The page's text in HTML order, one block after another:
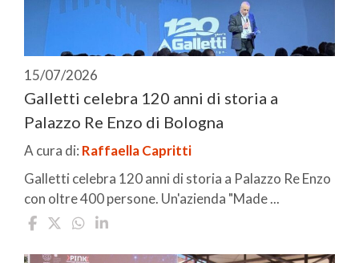
15/07/2026
Galletti celebra 120 anni di storia a
Palazzo Re Enzo di Bologna
A cura di: Raffaella Capritti
Galletti celebra 120 anni di storia a Palazzo Re Enzo
con oltre 400 persone. Un'azienda "Made ...